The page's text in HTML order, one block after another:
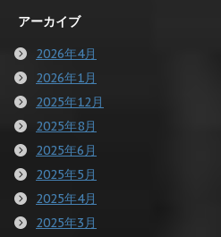
アーカイブ
2026年4月
2026年1月
2025年12月
2025年8月
2025年6月
2025年5月
2025年4月
2025年3月